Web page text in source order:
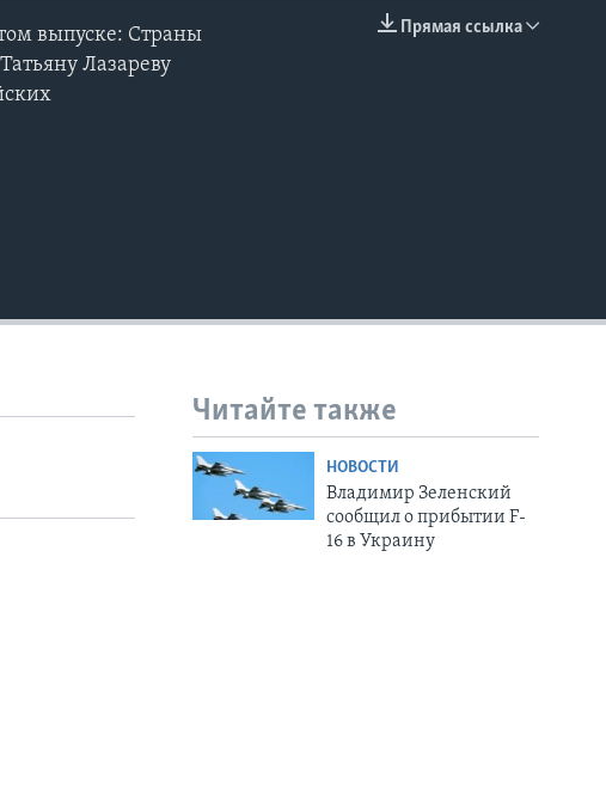
Прямая ссылка
выпуске: Страны
Лазареву
Читайте также
НОВОСТИ
Владимир Зеленский
сообщил о прибытии F-
16 в Украину